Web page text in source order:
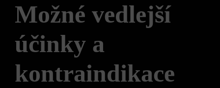
Možné vedlejší
účinky a
kontraindikace